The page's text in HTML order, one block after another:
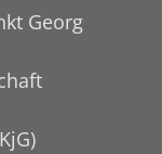
Georg